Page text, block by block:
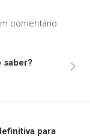
comentário.
saber?
para